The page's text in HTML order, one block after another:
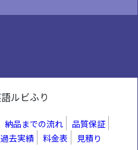
ルビふり
納品までの流れ
品質保証
過去実績 料金表
見積り